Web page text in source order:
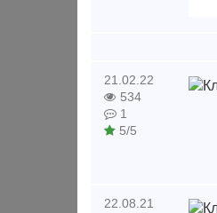
21.02.22
534
1
5/5
22.08.21